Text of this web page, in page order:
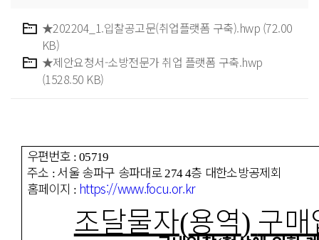
★202204_1.입찰공고문(취업플랫폼 구축).hwp (72.00
KB)
★제안요청서-소방전문가 취업 플랫폼 구축.hwp
(1528.50 KB)
우편번호 : 05719
주소 : 서울 송파구 송파대로274 4층 대한소방공제회
홈페이지 : https://www.focu.or.kr
조달물자(용역) 구